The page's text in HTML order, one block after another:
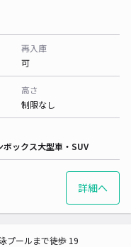
再入庫
可
高さ
制限なし
ボックス大型車・SUV
詳細へ
プールまで徒歩 19